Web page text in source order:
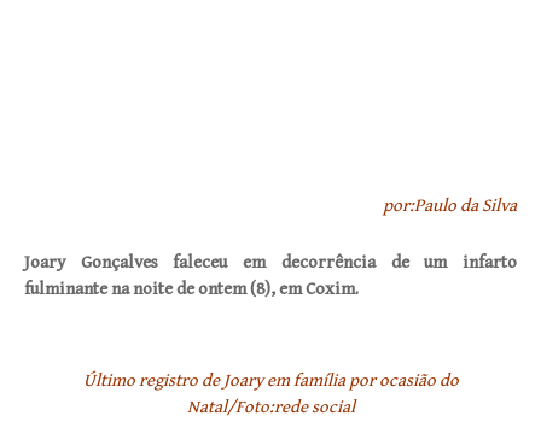
por:Paulo da Silva
Joary Gonçalves faleceu em decorrência de um infarto
fulminante na noite de ontem (8), em Coxim.
Último registro de Joary em família por ocasião do
Natal/Foto:rede social